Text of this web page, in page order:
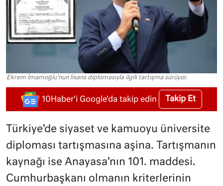
Ekrem İmamoğlu'nun lisans diplomasıyla ilgili tartışma sürüyor.
10Haber'i Google'da takip edin Takip Et
Türkiye’de siyaset ve kamuoyu üniversite
diploması tartışmasına aşina. Tartışmanın
kaynağı ise Anayasa’nın 101. maddesi.
Cumhurbaşkanı olmanın kriterlerinin